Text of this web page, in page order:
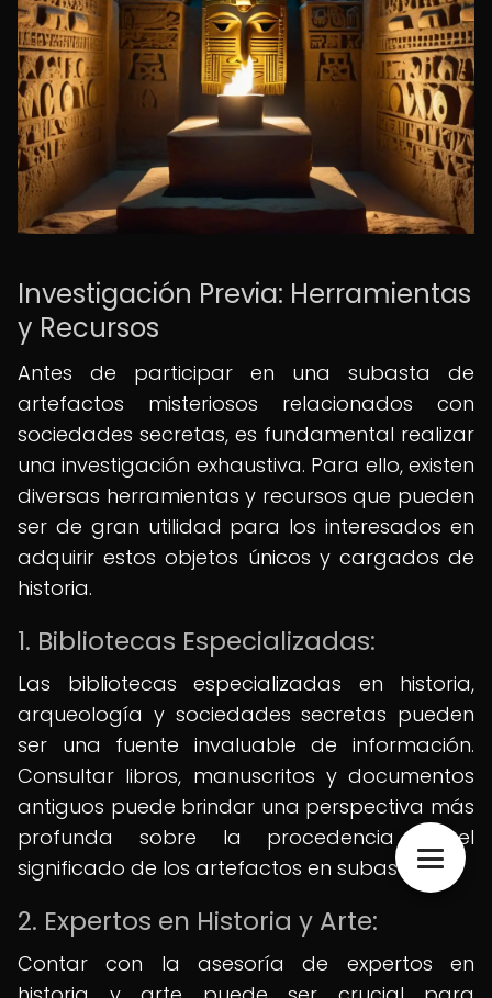
Investigación Previa: Herramientas
y Recursos
Antes de participar en una subasta de
artefactos misteriosos relacionados con
sociedades secretas, es fundamental realizar
una investigación exhaustiva. Para ello, existen
diversas herramientas y recursos que pueden
ser de gran utilidad para los interesados en
adquirir estos objetos únicos y cargados de
historia.
1. Bibliotecas Especializadas:
Las bibliotecas especializadas en historia,
arqueología y sociedades secretas pueden
ser una fuente invaluable de información.
Consultar libros, manuscritos y documentos
antiguos puede brindar una perspectiva más
profunda sobre la procedencia y el
significado de los artefactos en subasta.
2. Expertos en Historia y Arte:
Contar con la asesoría de expertos en